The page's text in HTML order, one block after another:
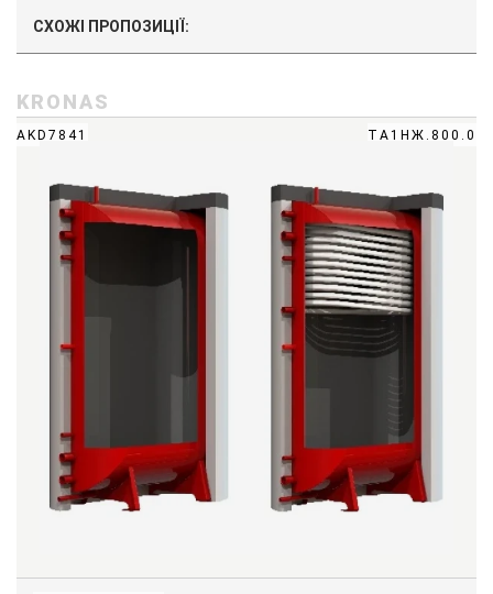
СХОЖІ ПРОПОЗИЦІЇ:
KRONAS
AKD7841 ТА1НЖ.800.0